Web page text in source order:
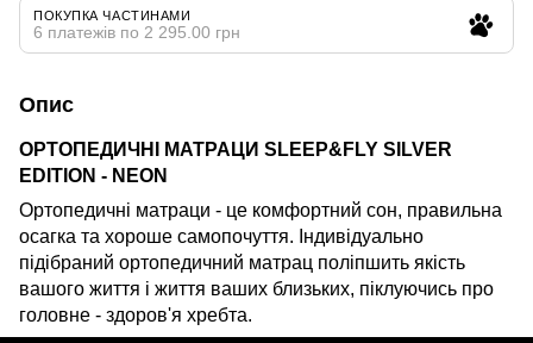
ПОКУПКА ЧАСТИНАМИ
6 платежів по 2 295.00 грн
Опис
ОРТОПЕДИЧНІ МАТРАЦИ SLEEP&FLY SILVER
EDITION - NEON
Ортопедичні матраци - це комфортний сон, правильна
осагка та хороше самопочуття. Індивідуально
підібраний ортопедичний матрац поліпшить якість
вашого життя і життя ваших близьких, піклуючись про
головне - здоров'я хребта.